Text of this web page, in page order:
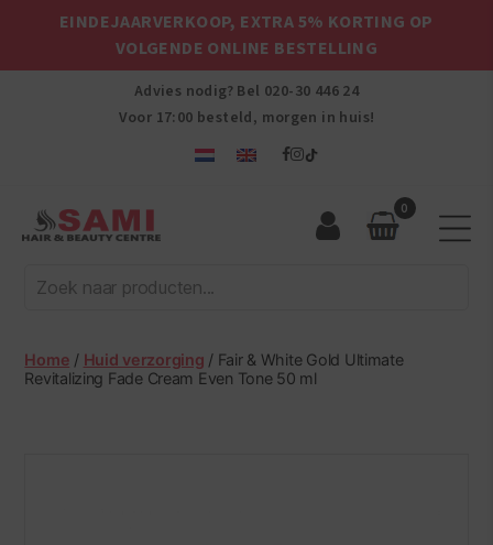
EINDEJAARVERKOOP, EXTRA 5% KORTING OP
VOLGENDE ONLINE BESTELLING
Advies nodig? Bel 020-30 446 24
Voor 17:00 besteld, morgen in huis!
Afro
Hair
Beauty
Centre
0
Home / Huid verzorging / Fair & White Gold Ultimate
Revitalizing Fade Cream Even Tone 50 ml